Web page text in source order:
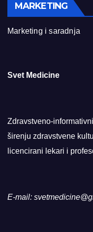
MARKETING
Marketing i saradnja
Svet Medicine
Zdravstveno-
širenju zdravstvene
licencirani lekari i
E-mail: